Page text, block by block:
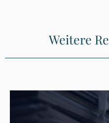
Weitere